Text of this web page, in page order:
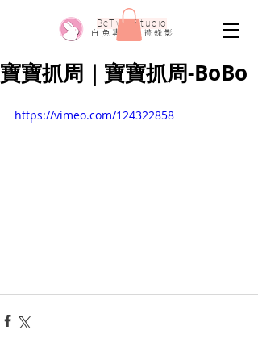
​BeTwo Studio
​白 兔 專 業 婚 禮 錄 影
寶寶抓周｜寶寶抓周-BoBo
https://vimeo.com/124322858